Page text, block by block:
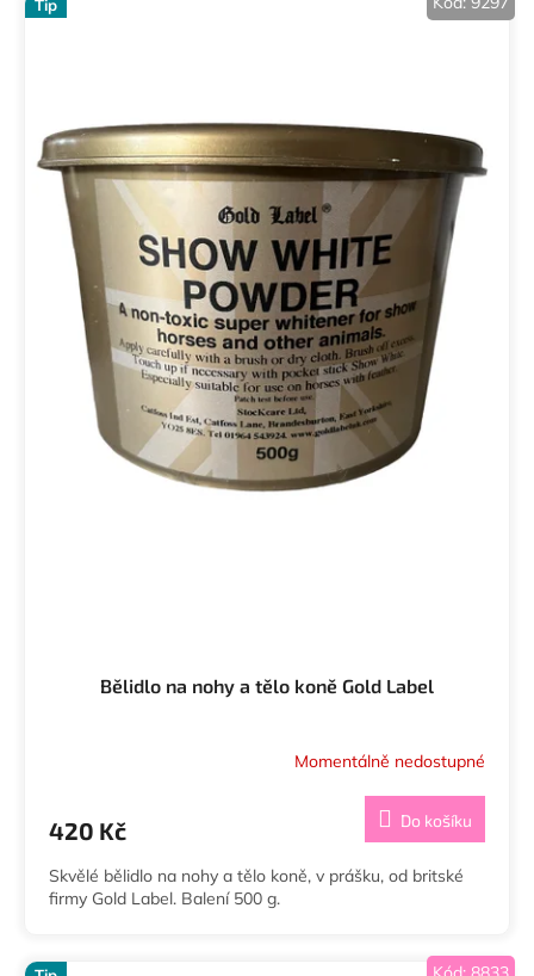
Tip
Bělidlo na nohy a tělo koně Gold Label
Momentálně nedostupné
420 Kč Do košíku
Skvělé bělidlo na nohy a tělo koně, v prášku, od britské
firmy Gold Label. Balení 500 g.